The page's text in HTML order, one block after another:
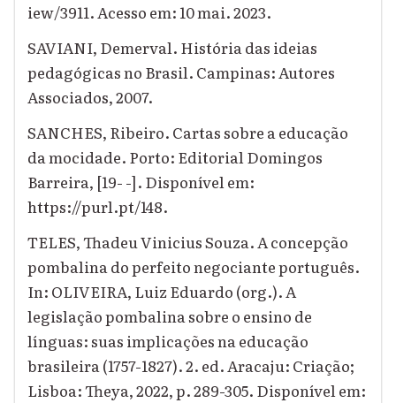
iew/3911. Acesso em: 10 mai. 2023.
SAVIANI, Demerval. História das ideias
pedagógicas no Brasil. Campinas: Autores
Associados, 2007.
SANCHES, Ribeiro. Cartas sobre a educação
da mocidade. Porto: Editorial Domingos
Barreira, [19- -]. Disponível em:
https://purl.pt/148.
TELES, Thadeu Vinicius Souza. A concepção
pombalina do perfeito negociante português.
In: OLIVEIRA, Luiz Eduardo (org.). A
legislação pombalina sobre o ensino de
línguas: suas implicações na educação
brasileira (1757-1827). 2. ed. Aracaju: Criação;
Lisboa: Theya, 2022, p. 289-305. Disponível em: